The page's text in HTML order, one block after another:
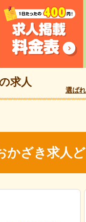
求人
選ば
かざき求人